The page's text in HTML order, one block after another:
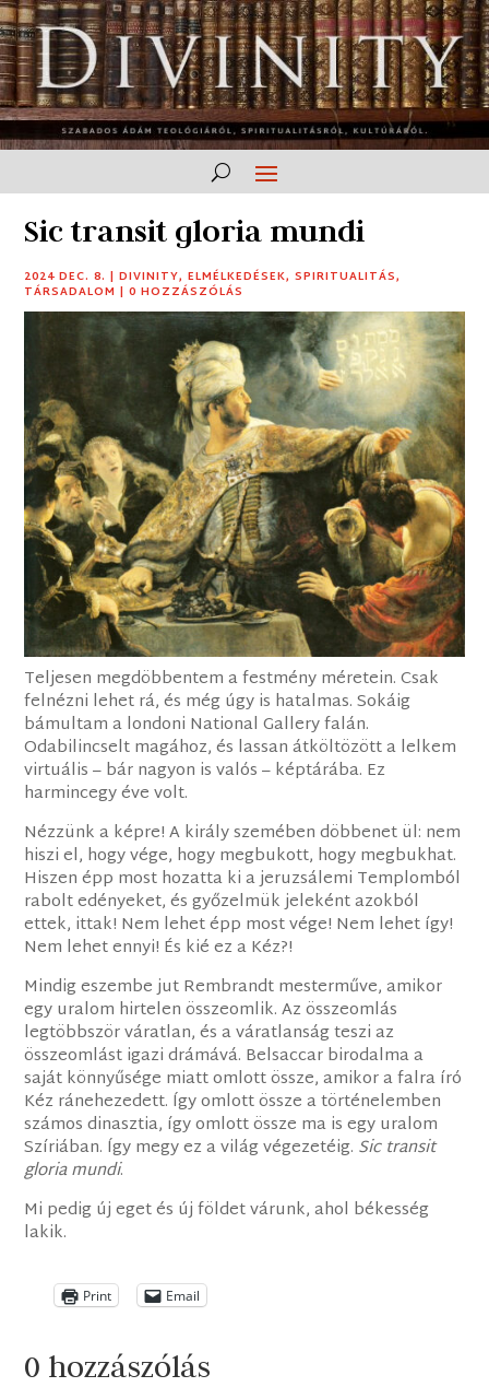
Sic transit gloria mundi
2024 DEC. 8. |DIVINITY,ELMÉLKEDÉSEK,SPIRITUALITÁS,
TÁRSADALOM |0 HOZZÁSZÓLÁS
Teljesen megdöbbentem a festmény méretein. Csak
felnézni lehet rá, és még úgy is hatalmas. Sokáig
bámultam a londoni National Gallery falán.
Odabilincselt magához, és lassan átköltözött a lelkem
virtuális – bár nagyon is valós – képtárába. Ez
harmincegy éve volt.
Nézzünk a képre! A király szemében döbbenet ül: nem
hiszi el, hogy vége, hogy megbukott, hogy megbukhat.
Hiszen épp most hozatta ki a jeruzsálemi Templomból
rabolt edényeket, és győzelmük jeleként azokból
ettek, ittak! Nem lehet épp most vége! Nem lehet így!
Nem lehet ennyi! És kié ez a Kéz?!
Mindig eszembe jut Rembrandt mesterműve, amikor
egy uralom hirtelen összeomlik. Az összeomlás
legtöbbször váratlan, és a váratlanság teszi az
összeomlást igazi drámává. Belsaccar birodalma a
saját könnyűsége miatt omlott össze, amikor a falra író
Kéz ránehezedett. Így omlott össze a történelemben
számos dinasztia, így omlott össze ma is egy uralom
Szíriában. Így megy ez a világ végezetéig. Sic transit
gloria mundi.
Mi pedig új eget és új földet várunk, ahol békesség
lakik.
Print Email
0 hozzászólás